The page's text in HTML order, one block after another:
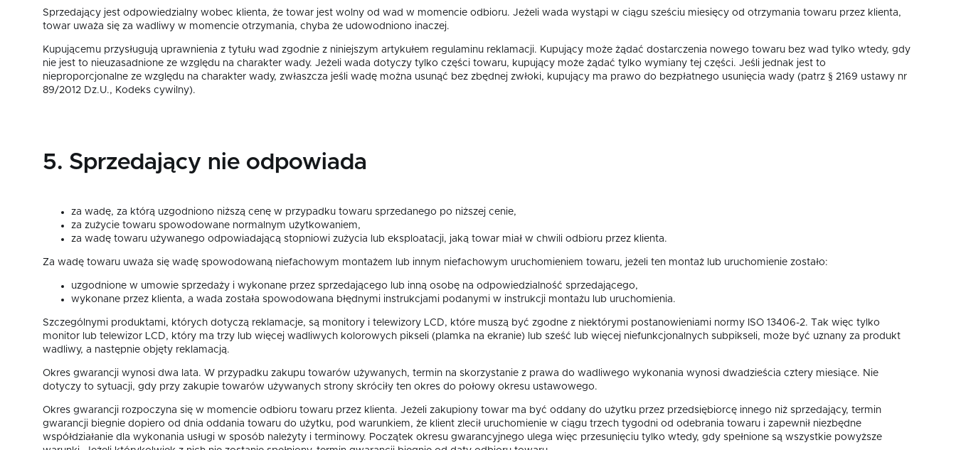
Sprzedający jest odpowiedzialny wobec klienta, że towar jest wolny od wad w momencie odbioru. Jeżeli wada wystąpi w ciągu sześciu miesięcy od otrzymania towaru przez klienta,
towar uważa się za wadliwy w momencie otrzymania, chyba że udowodniono inaczej.
Kupującemu przysługują uprawnienia z tytułu wad zgodnie z niniejszym artykułem regulaminu reklamacji. Kupujący może żądać dostarczenia nowego towaru bez wad tylko wtedy, gdy
nie jest to nieuzasadnione ze względu na charakter wady. Jeżeli wada dotyczy tylko części towaru, kupujący może żądać tylko wymiany tej części. Jeśli jednak jest to
nieproporcjonalne ze względu na charakter wady, zwłaszcza jeśli wadę można usunąć bez zbędnej zwłoki, kupujący ma prawo do bezpłatnego usunięcia wady (patrz § 2169 ustawy nr
89/2012 Dz.U., Kodeks cywilny).
5. Sprzedający nie odpowiada
za wadę, za którą uzgodniono niższą cenę w przypadku towaru sprzedanego po niższej cenie,
za zużycie towaru spowodowane normalnym użytkowaniem,
za wadę towaru używanego odpowiadającą stopniowi zużycia lub eksploatacji, jaką towar miał w chwili odbioru przez klienta.
Za wadę towaru uważa się wadę spowodowaną niefachowym montażem lub innym niefachowym uruchomieniem towaru, jeżeli ten montaż lub uruchomienie zostało:
uzgodnione w umowie sprzedaży i wykonane przez sprzedającego lub inną osobę na odpowiedzialność sprzedającego,
wykonane przez klienta, a wada została spowodowana błędnymi instrukcjami podanymi w instrukcji montażu lub uruchomienia.
Szczególnymi produktami, których dotyczą reklamacje, są monitory i telewizory LCD, które muszą być zgodne z niektórymi postanowieniami normy ISO 13406-2. Tak więc tylko
monitor lub telewizor LCD, który ma trzy lub więcej wadliwych kolorowych pikseli (plamka na ekranie) lub sześć lub więcej niefunkcjonalnych subpikseli, może być uznany za produkt
wadliwy, a następnie objęty reklamacją.
Okres gwarancji wynosi dwa lata. W przypadku zakupu towarów używanych, termin na skorzystanie z prawa do wadliwego wykonania wynosi dwadzieścia cztery miesiące. Nie
dotyczy to sytuacji, gdy przy zakupie towarów używanych strony skróciły ten okres do połowy okresu ustawowego.
Okres gwarancji rozpoczyna się w momencie odbioru towaru przez klienta. Jeżeli zakupiony towar ma być oddany do użytku przez przedsiębiorcę innego niż sprzedający, termin
gwarancji biegnie dopiero od dnia oddania towaru do użytku, pod warunkiem, że klient zlecił uruchomienie w ciągu trzech tygodni od odebrania towaru i zapewnił niezbędne
współdziałanie dla wykonania usługi w sposób należyty i terminowy. Początek okresu gwarancyjnego ulega więc przesunięciu tylko wtedy, gdy spełnione są wszystkie powyższe